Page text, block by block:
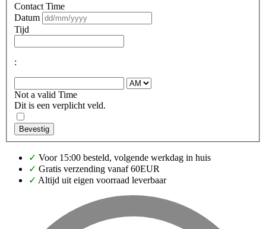
Contact Time
Datum
Tijd
:
Not a valid Time
Dit is een verplicht veld.
Bevestig
✓ Voor 15:00 besteld, volgende werkdag in huis
✓ Gratis verzending vanaf 60EUR
✓ Altijd uit eigen voorraad leverbaar